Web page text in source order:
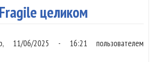
Fragile целиком
11/06/2025 - 16:21 пользователем